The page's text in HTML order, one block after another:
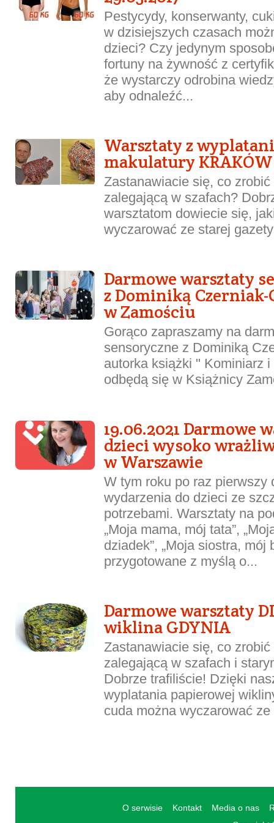
Pestycydy, konserwanty,
w dzisiejszych czasach
dzieci? Czy jedynym
fortuny na żywność z
że wystarczy odrobina
aby odnaleźć...
Warsztaty z
makulatury KRAKÓW
Zastanawiacie się, co
zalegającą w szafach?
warsztatom dowiecie się,
wyczarować ze starej
Darmowe warsztaty
z Dominiką
w Zamościu
Gorąco zapraszamy na
sensoryczne z Dominiką
autorka książki " Kominiarz
odbędą się w Książnicy
19.06.2021 Darmowe
dzieci wysoko
w Warszawie
W tym roku po raz pierwszy
wydarzenia do dzieci ze
potrzebami. Warsztaty na
„Moja mama, mój tata”,
dziadek”, „Moja siostra, mój
przygotowane z myślą o...
Darmowe warsztaty
wiklina GDYNIA
Zastanawiacie się, co
zalegającą w szafach i
Dobrze trafiliście! Dzięki
wyplatania papierowej
cuda można wyczarować
O serwisie Kontakt Media o nas